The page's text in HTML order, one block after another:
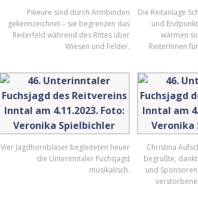
Pikeure sind durch Armbinden
gekennzeichnet – sie begrenzen das
Reiterfeld während des Rittes über
Wiesen und Felder.
Die Reitanlage
und
wärmen
ReiterInnen
Vier Jagdhornbläser begleiteten heuer
die Unterinntaler Fuchsjagd
musikalisch.
Christina
begrüßte,
und